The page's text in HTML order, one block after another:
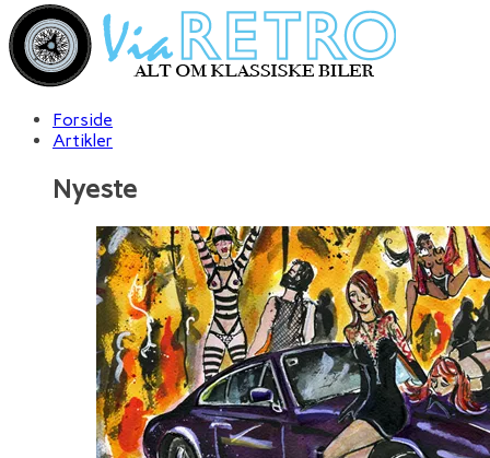
Forside
Artikler
Nyeste